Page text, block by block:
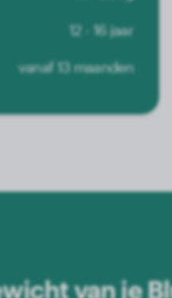
12 - 16 jaar
vanaf 13 maanden
van je